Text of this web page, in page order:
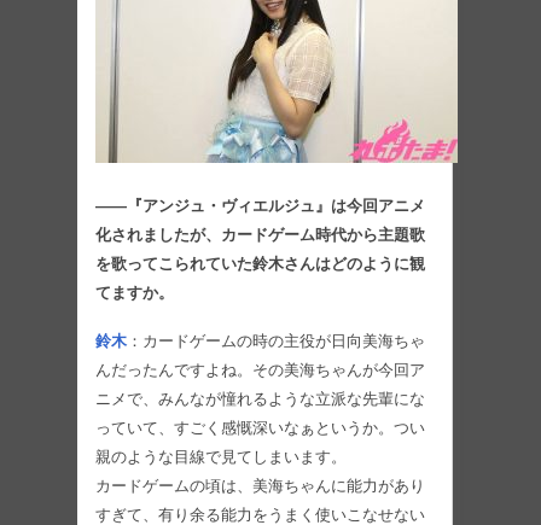
――『アンジュ・ヴィエルジュ』は今回アニメ
化されましたが、カードゲーム時代から主題歌
を歌ってこられていた鈴木さんはどのように観
てますか。
鈴木 ：カードゲームの時の主役が日向美海ちゃ
んだったんですよね。その美海ちゃんが今回ア
ニメで、みんなが憧れるような立派な先輩にな
っていて、すごく感慨深いなぁというか。つい
親のような目線で見てしまいます。
カードゲームの頃は、美海ちゃんに能力があり
すぎて、有り余る能力をうまく使いこなせない